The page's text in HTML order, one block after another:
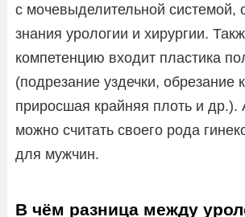
с мочевыделительной системой,
знания урологии и хирургии.
компетенцию входит пластика
(подрезание уздечки, обрезание
приросшая крайняя плоть и др.).
можно считать своего рода
для мужчин.
В чём разница между